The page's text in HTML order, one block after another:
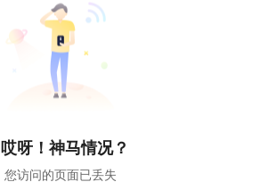
哎呀！神马情况？
您访问的页面已丢失